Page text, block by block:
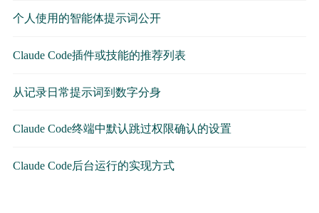
个人使用的智能体提示词公开
Claude Code插件或技能的推荐列表
从记录日常提示词到数字分身
Claude Code终端中默认跳过权限确认的设置
Claude Code后台运行的实现方式